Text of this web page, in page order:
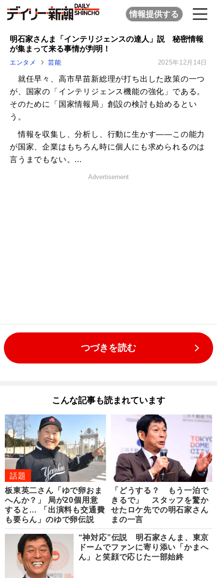
情報提供する
明石家さんま「インテリジェンスの達人」説 秘密情報
が集まって来る事情が判明！
エンタメ 芸能 2025年12月14日
就任早々、高市早苗新総理が打ち出した政策の一つ
が、国家の「インテリジェンス機能の強化」である。
そのために「国家情報局」創設の検討も始めるとい
う。
情報を収集し、分析し、行動に生かす――この能力
が国家、企業はもちろん時に個人にも求められるのは
言うまでもない。...
Advertisement
つづきを読む
こんな記事も読まれています
話題
板東英二さん「ゆで卵おま
へんか？」 局が20個用意
すると… 「出演料も交通費
も要らん」のゆで卵伝説
「どうする？ もう一泊で
きるで」 スタッフを驚か
せたロケ先での明石家さん
まの一言
“神対応”伝説 明石家さんま、東京
ドームでファンに寄り添い「かまへ
ん」と笑顔で応じた一部始終